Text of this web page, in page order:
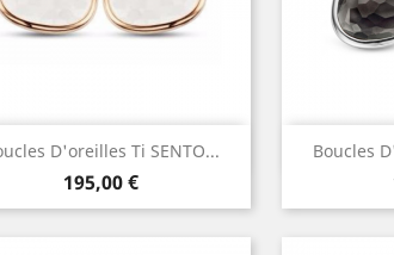
D'oreilles Ti SENTO...
Prix
195,00 €
 Aperçu rapide Boucles
